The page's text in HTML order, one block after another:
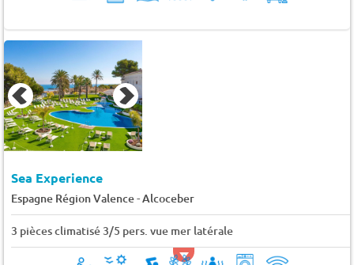
Sea Experience
Espagne Région Valence-Alcoceber
3 pièces climatisé 3/5 pers. vue mer latérale